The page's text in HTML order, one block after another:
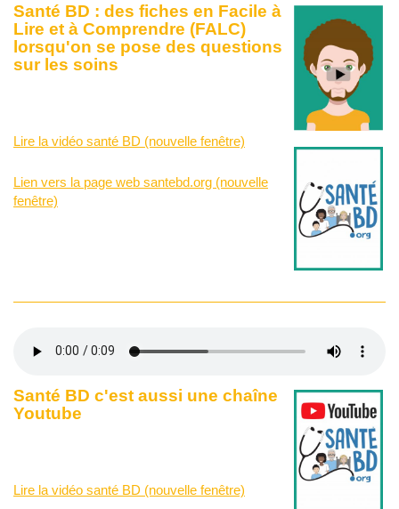
Santé BD : des fiches en Facile à
Lire et à Comprendre (FALC)
lorsqu'on se pose des questions
sur les soins
Lire la vidéo santé BD (nouvelle fenêtre)
Lien vers la page web santebd.org (nouvelle
fenêtre)
Santé BD c'est aussi une chaîne
Youtube
Lire la vidéo santé BD (nouvelle fenêtre)